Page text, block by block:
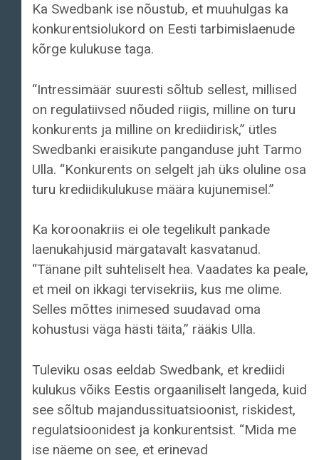
Ka Swedbank ise nõustub, et muuhulgas ka
konkurentsiolukord on Eesti tarbimislaenude
kõrge kulukuse taga.
“Intressimäär suuresti sõltub sellest, millised
on regulatiivsed nõuded riigis, milline on turu
konkurents ja milline on krediidirisk,” ütles
Swedbanki eraisikute panganduse juht Tarmo
Ulla. “Konkurents on selgelt jah üks oluline osa
turu krediidikulukuse määra kujunemisel.”
Ka koroonakriis ei ole tegelikult pankade
laenukahjusid märgatavalt kasvatanud.
“Tänane pilt suhteliselt hea. Vaadates ka peale,
et meil on ikkagi tervisekriis, kus me olime.
Selles mõttes inimesed suudavad oma
kohustusi väga hästi täita,” rääkis Ulla.
Tuleviku osas eeldab Swedbank, et krediidi
kulukus võiks Eestis orgaaniliselt langeda, kuid
see sõltub majandussituatsioonist, riskidest,
regulatsioonidest ja konkurentsist. “Mida me
ise näeme on see, et erinevad